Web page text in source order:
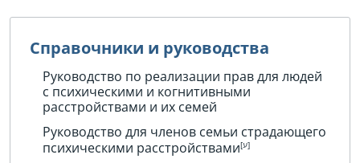
другое.
правах людей с психическими
расстройствами и их семей.
Обратите внимание насписок организаций
поддержкив конце этой страницы.
Справочники и руководства
Руководство по реализации прав для людей
с психическими и когнитивными
расстройствами и их семей
Руководство для членов семьи страдающего
психическими расстройствами